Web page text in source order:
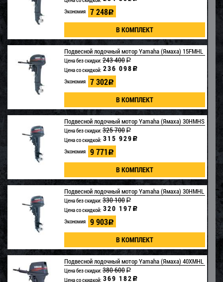
Загружается...
Загружается...
Загружается...
Загружается...
Экономия 7 248c
Подвесной лодочный мотор Yamaha (Ямаха) 15FMHL
Цена без скидки: 243 400 a
Цена со скидкой: 236 098 c
Экономия 7 302c
Подвесной лодочный мотор Yamaha (Ямаха) 30HMHS
Цена без скидки: 325 700 a
Цена со скидкой: 315 929 c
Экономия 9 771c
Подвесной лодочный мотор Yamaha (Ямаха) 30HMHL
Цена без скидки: 330 100 a
Цена со скидкой: 320 197 c
Экономия 9 903c
Подвесной лодочный мотор Yamaha (Ямаха) 40XMHL
Цена без скидки: 380 600 a
Цена со скидкой: 369 182 c